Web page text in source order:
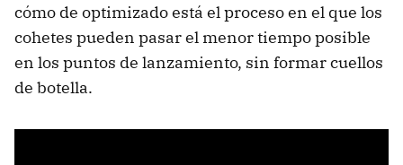
cómo de optimizado está el proceso en el que los
cohetes pueden pasar el menor tiempo posible
en los puntos de lanzamiento, sin formar cuellos
de botella.